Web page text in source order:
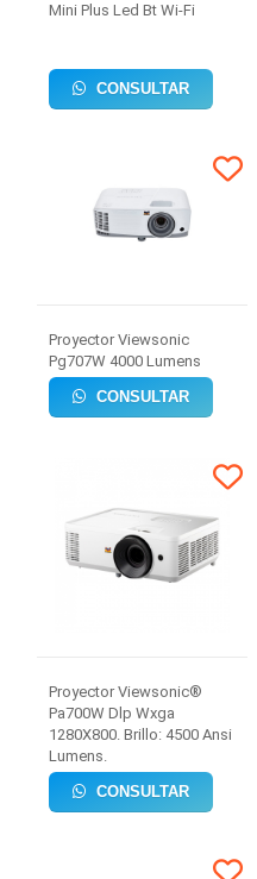
Mini Plus Led Bt Wi-Fi
CONSULTAR
Proyector Viewsonic
Pg707W 4000 Lumens
CONSULTAR
Proyector Viewsonic®
Pa700W Dlp Wxga
1280X800. Brillo: 4500 Ansi
Lumens.
CONSULTAR